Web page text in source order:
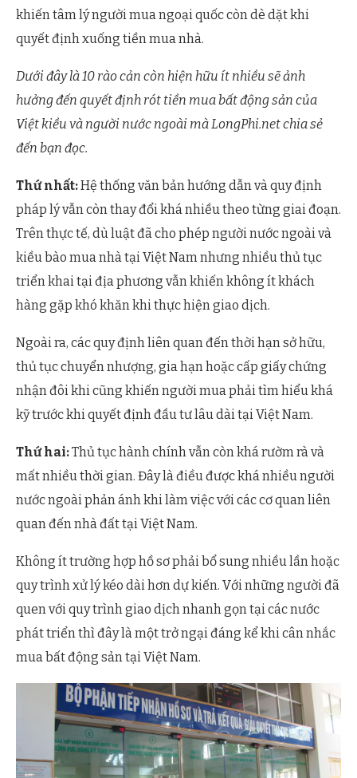
khiến tâm lý người mua ngoại quốc còn dè dặt khi
quyết định xuống tiền mua nhà.
Dưới đây là 10 rào cản còn hiện hữu ít nhiều sẽ ảnh
hưởng đến quyết định rót tiền mua bất động sản của
Việt kiều và người nước ngoài mà LongPhi.net chia sẻ
đến bạn đọc.
Thứ nhất:Hệ thống văn bản hướng dẫn và quy định
pháp lý vẫn còn thay đổi khá nhiều theo từng giai đoạn.
Trên thực tế, dù luật đã cho phép người nước ngoài và
kiều bào mua nhà tại Việt Nam nhưng nhiều thủ tục
triển khai tại địa phương vẫn khiến không ít khách
hàng gặp khó khăn khi thực hiện giao dịch.
Ngoài ra, các quy định liên quan đến thời hạn sở hữu,
thủ tục chuyển nhượng, gia hạn hoặc cấp giấy chứng
nhận đôi khi cũng khiến người mua phải tìm hiểu khá
kỹ trước khi quyết định đầu tư lâu dài tại Việt Nam.
Thứ hai:Thủ tục hành chính vẫn còn khá rườm rà và
mất nhiều thời gian. Đây là điều được khá nhiều người
nước ngoài phản ánh khi làm việc với các cơ quan liên
quan đến nhà đất tại Việt Nam.
Không ít trường hợp hồ sơ phải bổ sung nhiều lần hoặc
quy trình xử lý kéo dài hơn dự kiến. Với những người đã
quen với quy trình giao dịch nhanh gọn tại các nước
phát triển thì đây là một trở ngại đáng kể khi cân nhắc
mua bất động sản tại Việt Nam.